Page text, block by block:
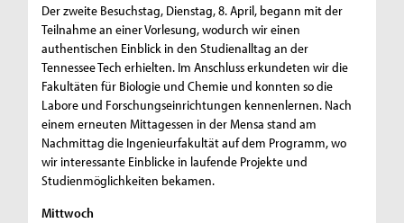
Der zweite Besuchstag, Dienstag, 8. April, begann mit der
Teilnahme an einer Vorlesung, wodurch wir einen
authentischen Einblick in den Studienalltag an der
Tennessee Tech erhielten. Im Anschluss erkundeten wir die
Fakultäten für Biologie und Chemie und konnten so die
Labore und Forschungseinrichtungen kennenlernen. Nach
einem erneuten Mittagessen in der Mensa stand am
Nachmittag die Ingenieurfakultät auf dem Programm, wo
wir interessante Einblicke in laufende Projekte und
Studienmöglichkeiten bekamen.
Mittwoch